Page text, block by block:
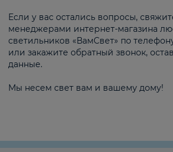
Если у вас остались вопросы,
менеджерами интернет-магазина
светильников «ВамСвет» по
или закажите обратный звонок,
данные.
Мы несем свет вам и вашему дому!